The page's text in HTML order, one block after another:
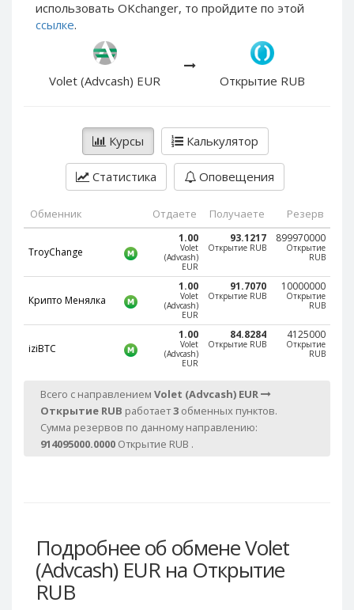
использовать OKchanger, то пройдите по этой
ссылке.
Volet (Advcash) EUR Открытие RUB
Курсы Калькулятор
Статистика Оповещения
Обменник Отдаете Получаете Резерв
TroyChange
1.00
Volet
(Advcash)
EUR
93.1217
Открытие RUB
899970000
Открытие
RUB
Крипто Менялка
1.00
Volet
(Advcash)
EUR
91.7070
Открытие RUB
10000000
Открытие
RUB
iziBTC
1.00
Volet
(Advcash)
EUR
84.8284
Открытие RUB
4125000
Открытие
RUB
Всего с направлением Volet (Advcash) EUR
Открытие RUB работает3 обменных пунктов.
Сумма резервов по данному направлению:
914095000.0000 Открытие RUB .
Подробнее об обмене Volet
(Advcash) EUR на Открытие
RUB
PayPal RUB
PayPal CZK
PayPal HKD
PayPal NZD
PayPal NOK
PayPal PLN
PayPal SEK
Webmoney WMG
Webmoney WMX
Skril PLN
Skril GBP
Skril AUD
PayPal RUB
PayPal DKK
PayPal HKD
PayPal NZD
PayPal NOK
PayPal PLN
PayPal SEK
PayPal CHF
Webmoney WMZ
Webmoney WME
Webmoney WMG
Webmoney WMX
Skril PLN
Skril GBP